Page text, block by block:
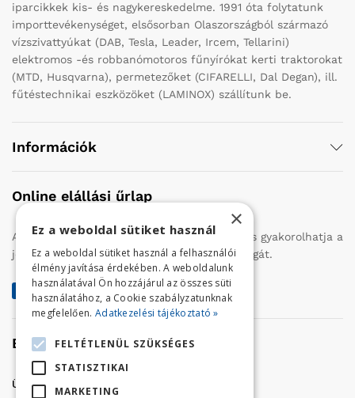
iparcikkek kis- és nagykereskedelme. 1991 óta folytatunk
importtevékenységet, elsősorban Olaszországból származó
vízszivattyúkat (DAB, Tesla, Leader, Ircem, Tellarini)
elektromos -és robbanómotoros fűnyírókat kerti traktorokat
(MTD, Husqvarna), permetezőket (CIFARELLI, Dal Degan), ill.
fűtéstechnikai eszközöket (LAMINOX) szállítunk be.
Információk
Online elállási űrlap
Az alábbi gombra kattintva Ön online úton is gyakorolhatja a
jogszabályban biztosított 14 napos elállási jogát.
Elérhetőség
Üzletünk címe:
×
Ez a weboldal sütiket használ
Ez a weboldal sütiket használ a felhasználói
élmény javítása érdekében. A weboldalunk
használatával Ön hozzájárul az összes süti
használatához, a Cookie szabályzatunknak
megfelelően. Adatkezelési tájékoztató »
FELTÉTLENÜL SZÜKSÉGES
STATISZTIKAI
MARKETING